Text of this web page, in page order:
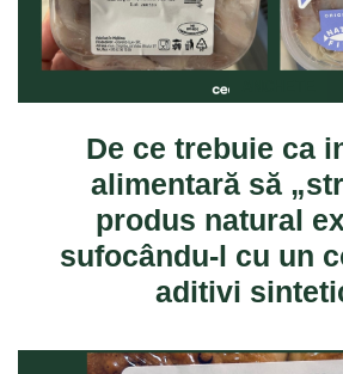
De ce trebuie ca
alimentară să
produs natural
sufocându-l cu un
aditivi